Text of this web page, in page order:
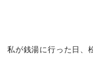
私が銭湯に行った日、